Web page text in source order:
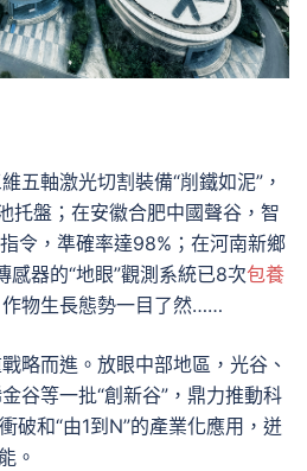
五軸激光切割裝備“削鐵如泥”，
托盤；在安徽合肥中國聲谷，智
令，準確率達98%；在河南新鄉
器的“地眼”觀測系統已8次包養
物生長態勢一目了然……
略而進。放眼中部地區，光谷、
谷等一批“創新谷”，鼎力推動科
破和“由1到N”的產業化應用，迸
。